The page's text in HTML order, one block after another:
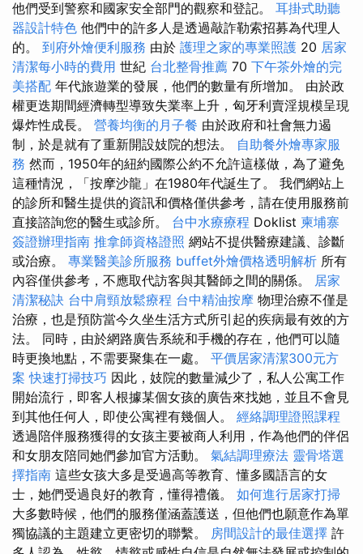
他們受到警察和國家安全部門的觀察和登記。 耳掛式助聽
器設計特色 他們中的許多人是透過敲詐勒索招募為代理人
的。 到府外燴便利服務 由於 護理之家的專業照護 20 居家
清潔每小時的費用 世紀 台北整骨推薦 70 下午茶外燴的完
美搭配 年代旅遊業的發展，他們的數量有所增加。 由於政
權更迭期間經濟轉型導致失業率上升，匈牙利賣淫規模呈現
爆炸性成長。 營養均衡的月子餐 由於政府和社會無力遏
制，於是就有了重新開設妓院的想法。 自助餐外燴專家服
務 然而，1950年的紐約國際公約不允許這樣做，為了避免
這種情況，「按摩沙龍」在1980年代誕生了。 我們網站上
的診所和醫生提供的資訊和價格僅供參考，請在使用服務前
直接諮詢您的醫生或診所。 台中水療療程 Doklist 柬埔寨
簽證辦理指南 推拿師資格證照 網站不提供醫療建議、診斷
或治療。 專業醫美診所服務 buffet外燴價格透明解析 所有
內容僅供參考，不應取代訪客與其醫師之間的關係。 居家
清潔秘訣 台中肩頸放鬆療程 台中精油按摩 物理治療不僅是
治療，也是預防當今久坐生活方式所引起的疾病最有效的方
法。 同時，由於網路廣告系統和手機的存在，他們可以隨
時更換地點，不需要聚集在一處。 平價居家清潔300元方
案 快速打掃技巧 因此，妓院的數量減少了，私人公寓工作
開始流行，即客人根據某個女孩的廣告來找她，並且不會見
到其他任何人，即使公寓裡有幾個人。 經絡調理證照課程
透過陪伴服務獲得的女孩主要被商人利用，作為他們的伴侶
和女朋友陪同她們參加官方活動。 氣結調理療法 靈骨塔選
擇指南 這些女孩大多是受過高等教育、懂多國語言的女
士，她們受過良好的教育，懂得禮儀。 如何進行居家打掃
大多數時候，他們的服務僅涵蓋護送，但他們也願意作為單
獨協議的主題建立更密切的聯繫。 房間設計的最佳選擇 許